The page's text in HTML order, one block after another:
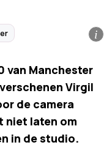
i
van Manchester
Virgil
de camera
niet laten om
in de studio.